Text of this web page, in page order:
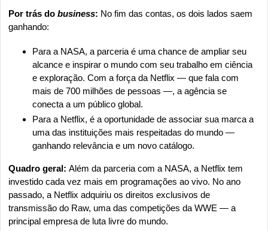
Por trás do business: No fim das contas, os dois lados saem
ganhando:
Para a NASA, a parceria é uma chance de ampliar seu
alcance e inspirar o mundo com seu trabalho em ciência
e exploração. Com a força da Netflix — que fala com
mais de 700 milhões de pessoas —, a agência se
conecta a um público global.
Para a Netflix, é a oportunidade de associar sua marca a
uma das instituições mais respeitadas do mundo —
ganhando relevância e um novo catálogo.
Quadro geral: Além da parceria com a NASA, a Netflix tem
investido cada vez mais em programações ao vivo. No ano
passado, a Netflix adquiriu os direitos exclusivos de
transmissão do Raw, uma das competições da WWE — a
principal empresa de luta livre do mundo.